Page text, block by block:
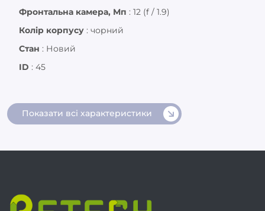
Фронтальна камера, Мп : 12 (f / 1.9)
Колір корпусу : чорний
Стан : Новий
ID : 45
Показати всі характеристики